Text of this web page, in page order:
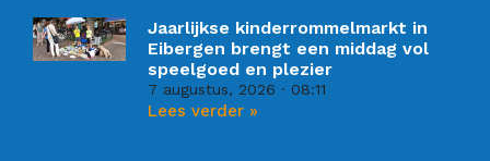
Jaarlijkse kinderrommelmarkt in
Eibergen brengt een middag vol
speelgoed en plezier
7 augustus, 2026 08:11
Lees verder »